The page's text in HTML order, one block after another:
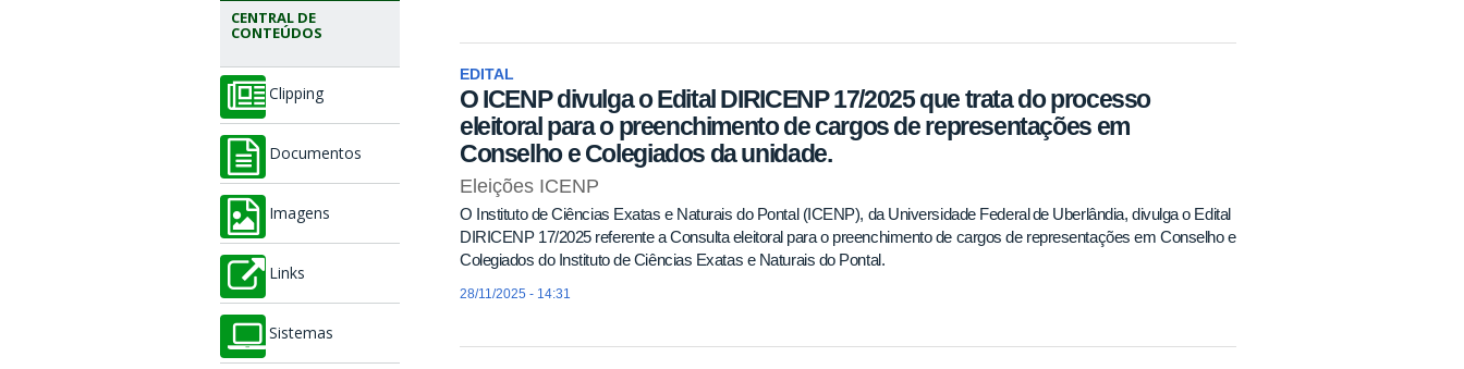
CENTRAL DE
CONTEÚDOS
Clipping
Documentos
Imagens
Links
Sistemas
EDITAL
O ICENP divulga o Edital DIRICENP 17/2025 que trata do processo
eleitoral para o preenchimento de cargos de representações em
Conselho e Colegiados da unidade.
Eleições ICENP
O Instituto de Ciências Exatas e Naturais do Pontal (ICENP), da Universidade Federal de Uberlândia, divulga o Edital
DIRICENP 17/2025 referente a Consulta eleitoral para o preenchimento de cargos de representações em Conselho e
Colegiados do Instituto de Ciências Exatas e Naturais do Pontal.
28/11/2025 - 14:31